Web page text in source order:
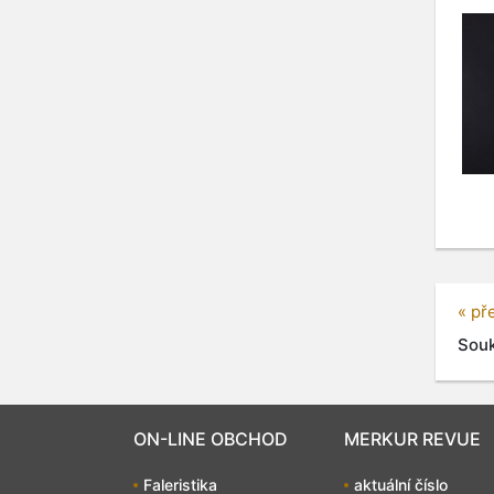
«
ON-LINE OBCHOD
Faleristika
MERKUR REVUE
aktuální číslo